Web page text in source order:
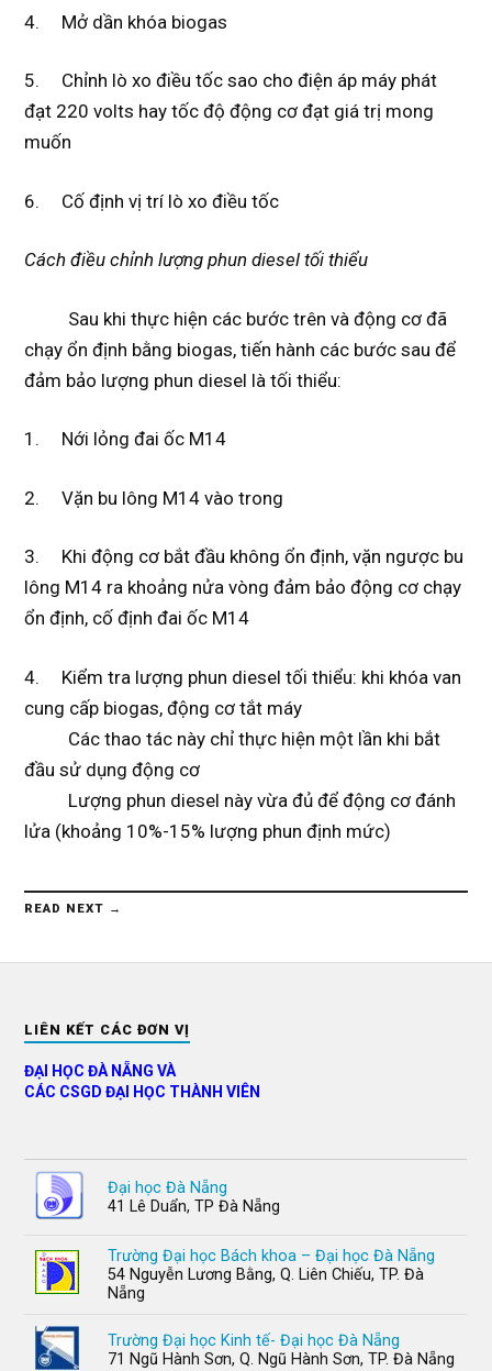
4. Mở dần khóa biogas
5. Chỉnh lò xo điều tốc sao cho điện áp máy phát
đạt 220 volts hay tốc độ động cơ đạt giá trị mong
muốn
6. Cố định vị trí lò xo điều tốc
Cách điều chỉnh lượng phun diesel tối thiểu
Sau khi thực hiện các bước trên và động cơ đã
chạy ổn định bằng biogas, tiến hành các bước sau để
đảm bảo lượng phun diesel là tối thiểu:
1. Nới lỏng đai ốc M14
2. Vặn bu lông M14 vào trong
3. Khi động cơ bắt đầu không ổn định, vặn ngược bu
lông M14 ra khoảng nửa vòng đảm bảo động cơ chạy
ổn định, cố định đai ốc M14
4. Kiểm tra lượng phun diesel tối thiểu: khi khóa van
cung cấp biogas, động cơ tắt máy
Các thao tác này chỉ thực hiện một lần khi bắt
đầu sử dụng động cơ
Lượng phun diesel này vừa đủ để động cơ đánh
lửa (khoảng 10%-15% lượng phun định mức)
READ NEXT →
LIÊN KẾT CÁC ĐƠN VỊ
ĐẠI HỌC ĐÀ NẴNG VÀ
CÁC CSGD ĐẠI HỌC THÀNH VIÊN
Đại học Đà Nẵng
41 Lê Duẩn, TP Đà Nẵng
Trường Đại học Bách khoa – Đại học Đà Nẵng
54 Nguyễn Lương Bằng, Q. Liên Chiếu, TP. Đà
Nẵng
Trường Đại học Kinh tế- Đại học Đà Nẵng
71 Ngũ Hành Sơn, Q. Ngũ Hành Sơn, TP. Đà Nẵng